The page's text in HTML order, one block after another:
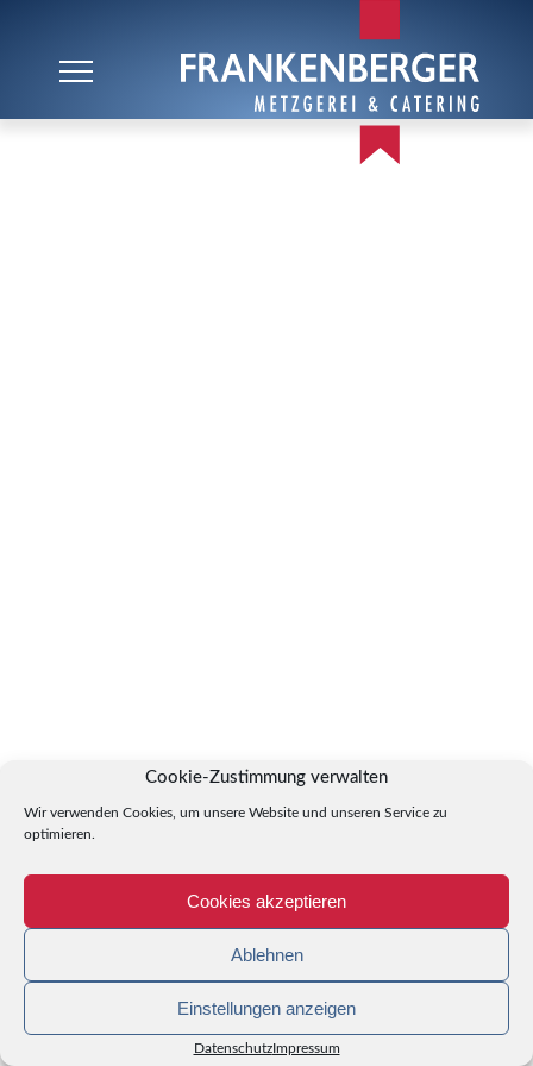
Cookie-Zustimmung verwalten
Wir verwenden Cookies, um unsere Website und unseren Service zu
optimieren.
Cookies akzeptieren
Ablehnen
Einstellungen anzeigen
DatenschutzImpressum